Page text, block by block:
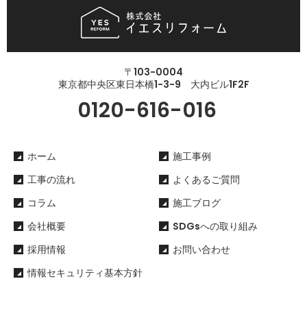
〒103-0004
東京都中央区東日本橋1-3-9 大内ビル1F2F
0120-616-016
ホーム
施工事例
工事の流れ
よくあるご質問
コラム
施工ブログ
会社概要
SDGsへの取り組み
採用情報
お問い合わせ
情報セキュリティ基本方針